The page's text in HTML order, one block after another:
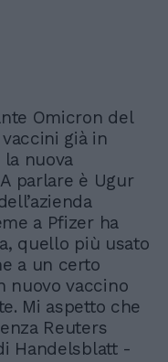
Omicron del
già in
nuova
parlare è Ugur
a Pfizer ha
quello più usato
a un certo
nuovo vaccino
Mi aspetto che
Reuters
Handelsblatt -